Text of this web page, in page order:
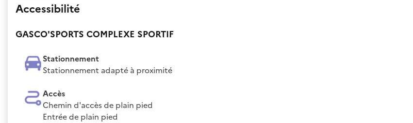
Accessibilité
GASCO'SPORTS COMPLEXE SPORTIF
Stationnement
Stationnement adapté à proximité
Accès
Chemin d'accès de plain pied
Entrée de plain pied